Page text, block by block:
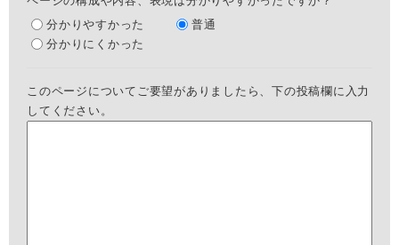
分かりやすかった
普通
分かりにくかった
このページについてご要望がありましたら、下の投稿欄に入力
してください。